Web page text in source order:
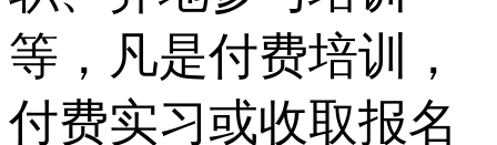
等，凡是付费培训，
付费实习或收取报名